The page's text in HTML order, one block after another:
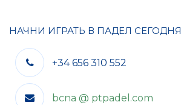
НАЧНИ ИГРАТЬ В ПАДЕЛ СЕГОДНЯ
+34 656 310 552
bcna @ ptpadel.com